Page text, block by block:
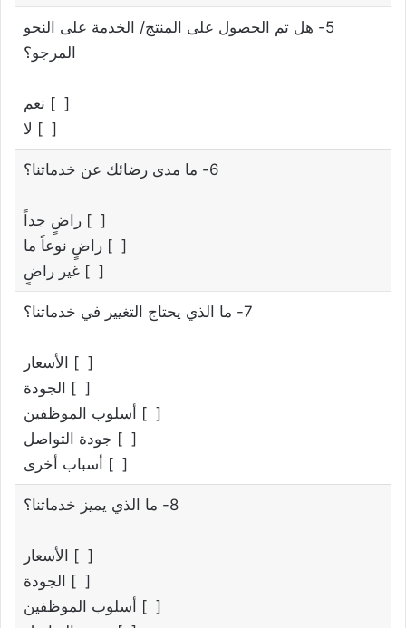
5- هل تم الحصول على المنتج/ الخدمة على النحو
المرجو؟
[ ] نعم
[ ] لا
6- ما مدى رضائك عن خدماتنا؟
[ ] راضٍ جداً
[ ] راضٍ نوعاً ما
[ ] غير راضٍ
7- ما الذي يحتاج التغيير في خدماتنا؟
[ ] الأسعار
[ ] الجودة
[ ] أسلوب الموظفين
[ ] جودة التواصل
[ ] أسباب أخرى
8- ما الذي يميز خدماتنا؟
[ ] الأسعار
[ ] الجودة
[ ] أسلوب الموظفين